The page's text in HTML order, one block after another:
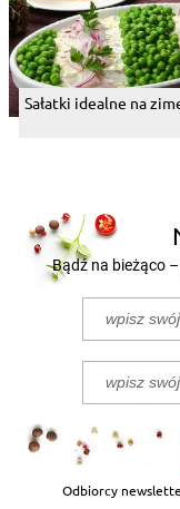
Sałatki idealne na
Bądź na bieżąco
Odbiorcy